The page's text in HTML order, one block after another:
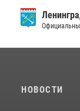
НОВОСТИ